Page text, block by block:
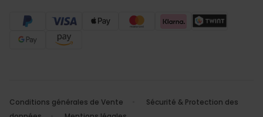
Conditions générales de Vente
Sécurité & Protection des